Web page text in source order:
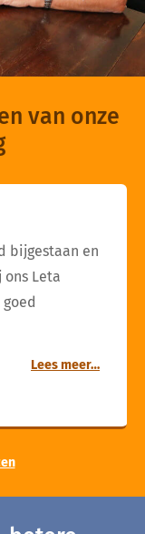
van onze
bijgestaan en
ons Leta
Lees meer…